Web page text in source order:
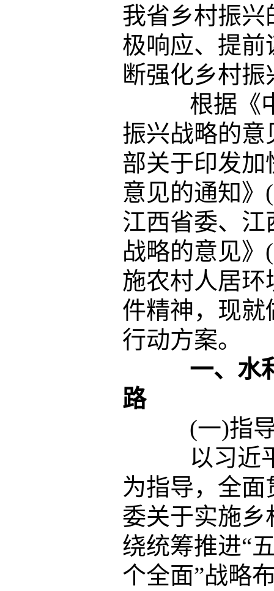
我省乡村振
极响应、提
断强化乡村
根据《中
振兴战略的意
部关于印发
意见的通知》
江西省委、
战略的意见》
施农村人居
件精神，现
行动方案。
一、水
路
(一)指导
以习近平
为指导，全
委关于实施
绕统筹推进“
个全面”战略